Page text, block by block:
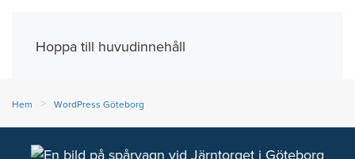
Hoppa till huvudinnehåll
Hem WordPress Göteborg